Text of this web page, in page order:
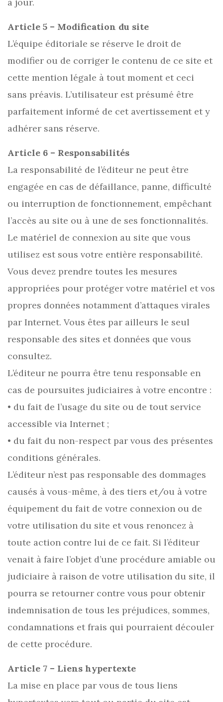
Article 5 – Modification du site
L’équipe éditoriale se réserve le droit de
modifier ou de corriger le contenu de ce site et
cette mention légale à tout moment et ceci
sans préavis. L’utilisateur est présumé être
parfaitement informé de cet avertissement et y
adhérer sans réserve.
Article 6 – Responsabilités
La responsabilité de l’éditeur ne peut être
engagée en cas de défaillance, panne, difficulté
ou interruption de fonctionnement, empêchant
l’accès au site ou à une de ses fonctionnalités.
Le matériel de connexion au site que vous
utilisez est sous votre entière responsabilité.
Vous devez prendre toutes les mesures
appropriées pour protéger votre matériel et vos
propres données notamment d’attaques virales
par Internet. Vous êtes par ailleurs le seul
responsable des sites et données que vous
consultez.
L’éditeur ne pourra être tenu responsable en
cas de poursuites judiciaires à votre encontre :
• du fait de l’usage du site ou de tout service
accessible via Internet ;
• du fait du non-respect par vous des présentes
conditions générales.
L’éditeur n’est pas responsable des dommages
causés à vous-même, à des tiers et/ou à votre
équipement du fait de votre connexion ou de
votre utilisation du site et vous renoncez à
toute action contre lui de ce fait. Si l’éditeur
venait à faire l’objet d’une procédure amiable ou
judiciaire à raison de votre utilisation du site, il
pourra se retourner contre vous pour obtenir
indemnisation de tous les préjudices, sommes,
condamnations et frais qui pourraient découler
de cette procédure.
Article 7 – Liens hypertexte
La mise en place par vous de tous liens